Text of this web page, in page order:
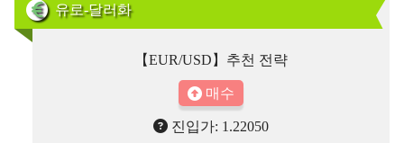
유로-달러화
【EUR/USD】추천 전략
매수
진입가: 1.22050